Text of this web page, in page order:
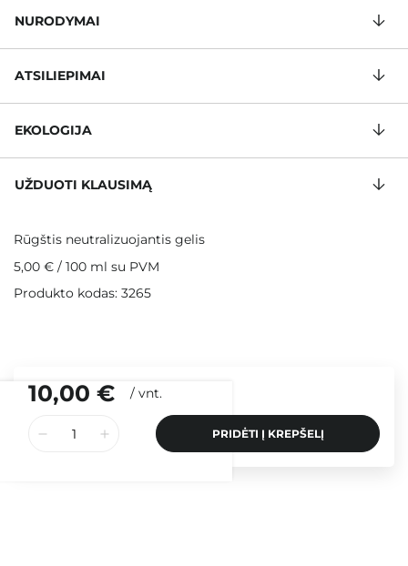
10,00 € / vnt.
PRIDĖTI Į KREPŠELĮ
NURODYMAI
ATSILIEPIMAI
EKOLOGIJA
UŽDUOTI KLAUSIMĄ
Rūgštis neutralizuojantis gelis
5,00 € / 100 ml su PVM
Produkto kodas: 3265